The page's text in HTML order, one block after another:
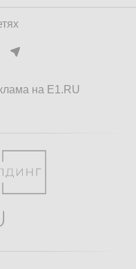
на E1.RU